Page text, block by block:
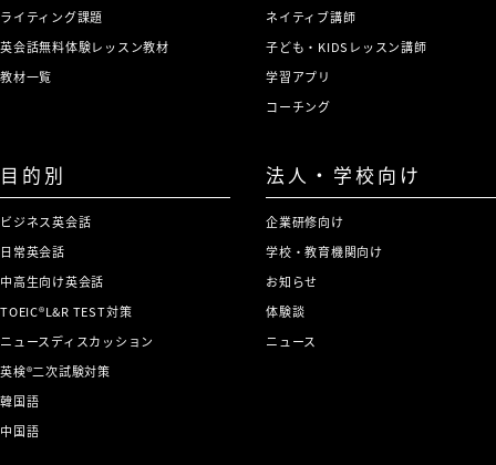
ライティング課題
英会話無料体験レッスン教材
教材一覧
ネイティブ講師
子ども・KIDSレッスン講師
学習アプリ
コーチング
目的別
ビジネス英会話
日常英会話
中高生向け英会話
TOEIC®L&R TEST対策
ニュースディスカッション
英検®二次試験対策
韓国語
中国語
法人・学校向け
企業研修向け
学校・教育機関向け
お知らせ
体験談
ニュース